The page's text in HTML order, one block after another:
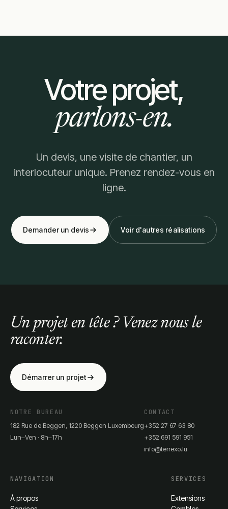
Votre projet,
parlons-en.
Un devis, une visite de chantier, un
interlocuteur unique. Prenez rendez-vous en
ligne.
Demander un devis Voir d'autres réalisations
Un projet en tête ? Venez nous le
raconter.
Démarrer un projet
NOTRE BUREAU
182 Rue de Beggen, 1220 Beggen Luxembourg
Lun–Ven · 8h–17h
CONTACT
+352 27 67 63 80
+352 691 591 951
info@terrexo.lu
NAVIGATION
À propos
SERVICES
Extensions